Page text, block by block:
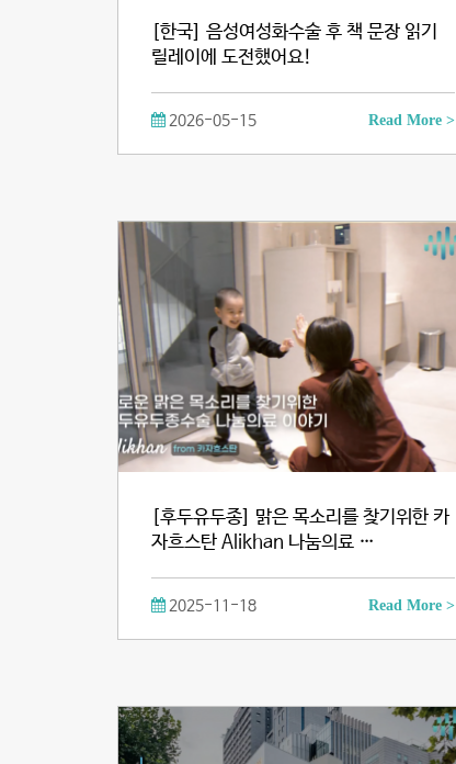
[한국] 음성여성화수술 후 책 문장 읽기
릴레이에 도전했어요!
2026-05-15 Read More >
[후두유두종] 맑은 목소리를 찾기위한 카
자흐스탄 Alikhan 나눔의료 …
2025-11-18 Read More >